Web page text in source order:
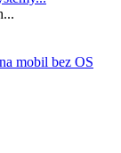
mobil bez OS